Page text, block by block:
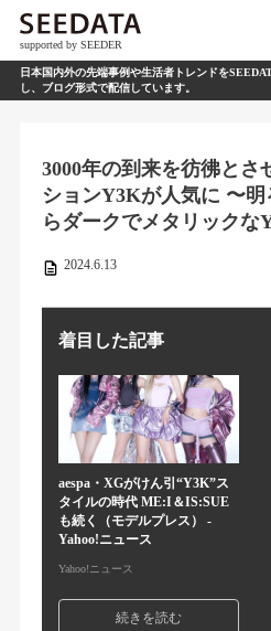
supported by SEEDER
日本国内外の先端事例や生活者トレンドを
し、ブログ形式で配信しています。
3000年の到来を彷彿とさ
ションY3Kが人気に 〜
らダークでメタリックな
2024.6.13
着目した記事
aespa・XGがけん引“Y3K”ス
タイルの時代 ME:I＆IS:SUE
も続く（モデルプレス） -
Yahoo!ニュース
Yahoo!ニュース
続きを読む